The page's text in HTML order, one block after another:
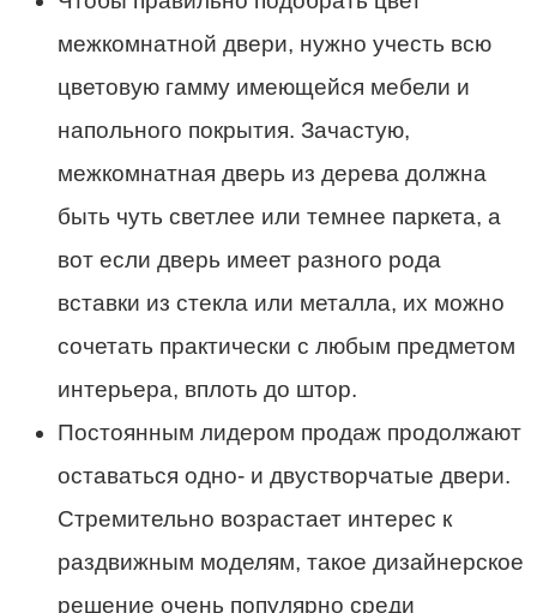
межкомнатной двери, нужно учесть всю
цветовую гамму имеющейся мебели и
напольного покрытия. Зачастую,
межкомнатная дверь из дерева должна
быть чуть светлее или темнее паркета, а
вот если дверь имеет разного рода
вставки из стекла или металла, их можно
сочетать практически с любым предметом
интерьера, вплоть до штор.
Постоянным лидером продаж продолжают
оставаться одно- и двустворчатые двери.
Стремительно возрастает интерес к
раздвижным моделям, такое дизайнерское
решение очень популярно среди